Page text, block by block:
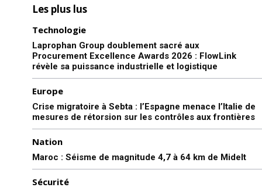
Les plus lus
Technologie
Laprophan Group doublement sacré aux
Procurement Excellence Awards 2026 : FlowLink
révèle sa puissance industrielle et logistique
Europe
Crise migratoire à Sebta : l’Espagne menace l’Italie de
mesures de rétorsion sur les contrôles aux frontières
Nation
Maroc : Séisme de magnitude 4,7 à 64 km de Midelt
Sécurité